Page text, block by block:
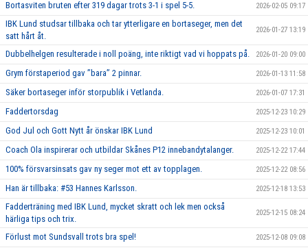
Bortasviten bruten efter 319 dagar trots 3-1 i spel 5-5. 2026-02-05 09:17
IBK Lund studsar tillbaka och tar ytterligare en bortaseger, men det
satt hårt åt.
2026-01-27 13:19
Dubbelhelgen resulterade i noll poäng, inte riktigt vad vi hoppats på. 2026-01-20 09:00
Grym förstaperiod gav ’’bara’’ 2 pinnar. 2026-01-13 11:58
Säker bortaseger inför storpublik i Vetlanda. 2026-01-07 17:31
Faddertorsdag 2025-12-23 10:29
God Jul och Gott Nytt år önskar IBK Lund 2025-12-23 10:01
Coach Ola inspirerar och utbildar Skånes P12 innebandytalanger. 2025-12-22 17:44
100% försvarsinsats gav ny seger mot ett av topplagen. 2025-12-22 08:56
Han är tillbaka: #53 Hannes Karlsson. 2025-12-18 13:53
Fadderträning med IBK Lund, mycket skratt och lek men också
härliga tips och trix.
2025-12-15 08:24
Förlust mot Sundsvall trots bra spel! 2025-12-08 09:08